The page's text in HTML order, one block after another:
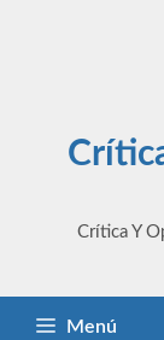
Crítica Y
Menú